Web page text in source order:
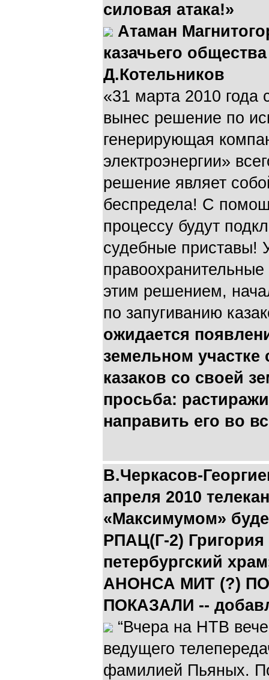
силовая атака!»
Атаман
казачьего
Д.Котельников
«31 марта 2010 года
вынес решение по
генерирующая
электроэнергии»
решение являет
беспредела! С
процессу будут
судебные приставы!
правоохранительные
этим решением,
по запугиванию
ожидается
земельном
казаков со своей
просьба:
направить его во
В.Черкасов-
апреля 2010
«Максимумом»
РПАЦ(Г-2) Григория
петербургский
АНОНСА МИТ (?)
ПОКАЗАЛИ --
“Вчера на НТВ
ведущего
фамилией Пьяных.